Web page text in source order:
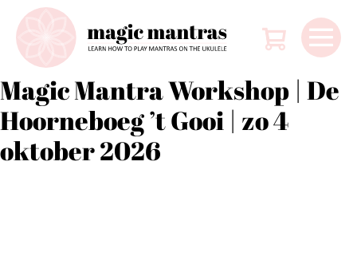
naar
Magic Mantra Workshop | De
Hoorneboeg ’t Gooi | zo 4
oktober 2026